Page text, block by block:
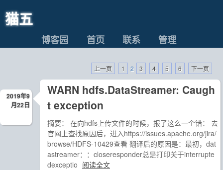
猫五
博客园 首页 联系 管理
上一页 1 2 3 4 5 6 下一页
2019年9
月22日
WARN hdfs.DataStreamer: Caugh
t exception
摘要： 在向hdfs上传文件的时候，报了这么一个错： 去
官网上查找原因后，进入https://issues.apache.org/jira/
browse/HDFS-10429查看 翻译后的原因是：最初，dat
astreamer：：closeresponder总是打印关于interrupte
dexceptio 阅读全文